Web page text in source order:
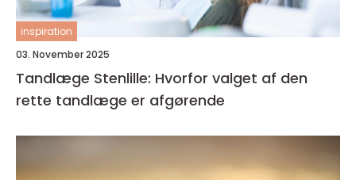
inspiration
03. November 2025
Tandlæge Stenlille: Hvorfor valget af den
rette tandlæge er afgørende